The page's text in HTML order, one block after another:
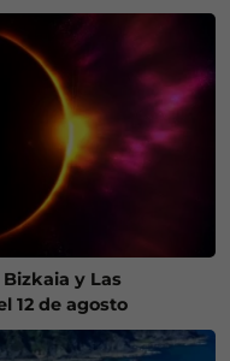
y Las
12 de agosto